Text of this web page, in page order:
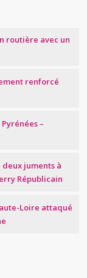
routière avec un
renforcé
–
deux juments à
Républicain
Loire attaqué